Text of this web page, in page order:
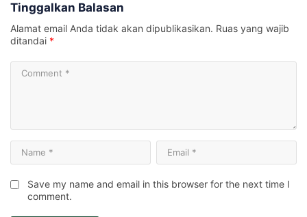
Tinggalkan Balasan
Alamat email Anda tidak akan dipublikasikan. Ruas yang wajib
ditandai *
Save my name and email in this browser for the next time I
comment.